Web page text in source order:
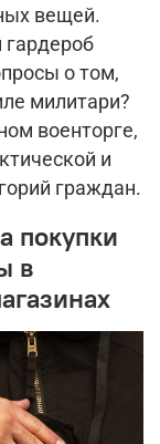
вещей.
о том,
милитари?
военторге,
и
граждан.
покупки
в